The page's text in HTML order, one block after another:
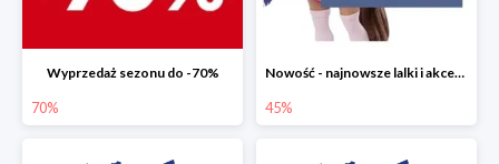
Wyprzedaż sezonu do -70%
70%
Nowość - najnowsze lalki i akcesoria L.O.L. w 5.10.15 do -45%
45%